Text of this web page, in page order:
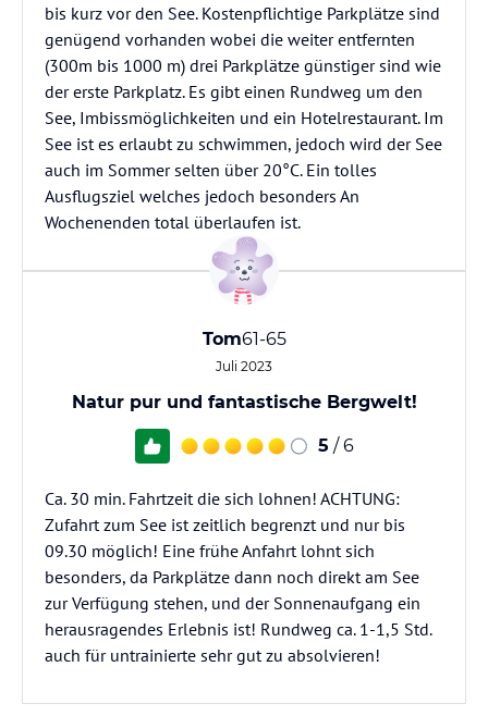
bis kurz vor den See. Kostenpflichtige Parkplätze sind
genügend vorhanden wobei die weiter entfernten
(300m bis 1000 m) drei Parkplätze günstiger sind wie
der erste Parkplatz. Es gibt einen Rundweg um den
See, Imbissmöglichkeiten und ein Hotelrestaurant. Im
See ist es erlaubt zu schwimmen, jedoch wird der See
auch im Sommer selten über 20°C. Ein tolles
Ausflugsziel welches jedoch besonders An
Tom61-65
Juli 2023
Natur pur und fantastische Bergwelt!
5 / 6
Ca. 30 min. Fahrtzeit die sich lohnen! ACHTUNG:
Zufahrt zum See ist zeitlich begrenzt und nur bis
09.30 möglich! Eine frühe Anfahrt lohnt sich
besonders, da Parkplätze dann noch direkt am See
zur Verfügung stehen, und der Sonnenaufgang ein
herausragendes Erlebnis ist! Rundweg ca. 1-1,5 Std.
auch für untrainierte sehr gut zu absolvieren!